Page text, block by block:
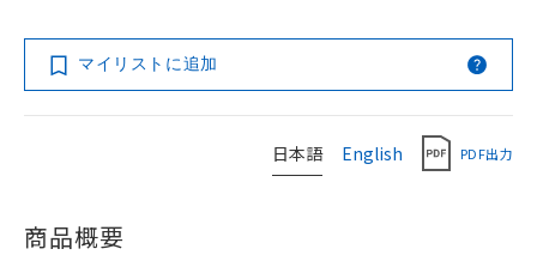
マイリストに追加
日本語 English PDF出力
商品概要